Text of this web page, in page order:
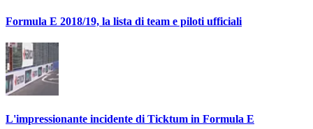
Formula E 2018/19, la lista di team e piloti ufficiali
L'impressionante incidente di Ticktum in Formula E